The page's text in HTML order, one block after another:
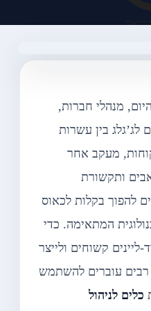
מערכות
מנהלי חברות,
לג’גלג בין עשרות
מעקב אחר
ותקשורת
להפוך בקלות לכאוס
המתאימה. כדי
קשוחים ולייצר
רבים עוברים להשתמש
כלים לניהול